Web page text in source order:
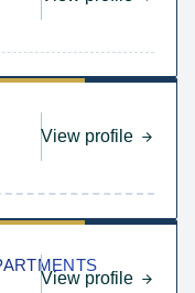
View profile
View profile